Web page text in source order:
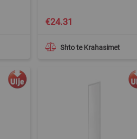
Shto te Krahasimet
€24.31